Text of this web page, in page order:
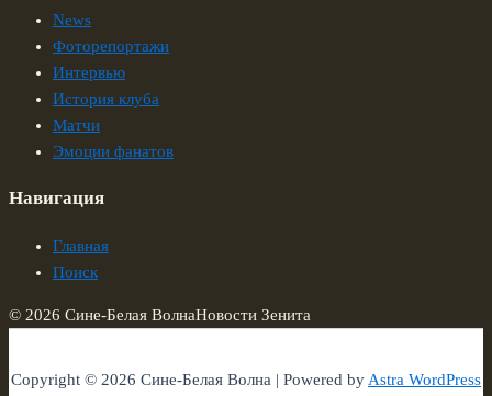
News
Фоторепортажи
Интервью
История клуба
Матчи
Эмоции фанатов
Навигация
Главная
Поиск
© 2026 Сине-Белая ВолнаНовости Зенита
Copyright © 2026 Сине-Белая Волна | Powered byAstra WordPress